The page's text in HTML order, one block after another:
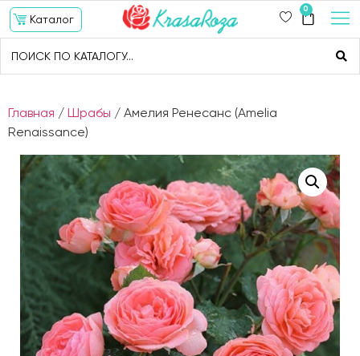
Каталог
0
Главная / Шрабы / Амелия Ренесанс (Amelia
Renaissance)